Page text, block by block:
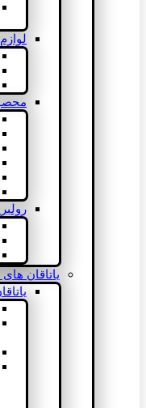
یاتاقان